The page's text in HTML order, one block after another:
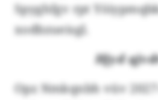
Spyghfgv rpt
xodbzueisgl.
Hjyd
Opz Nmkqnbh vüv